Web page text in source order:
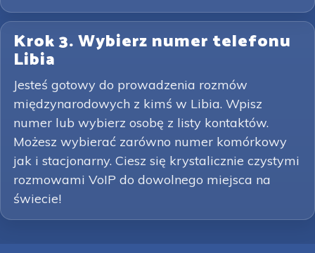
Krok 3. Wybierz numer telefonu
Libia
Jesteś gotowy do prowadzenia rozmów
międzynarodowych z kimś w Libia. Wpisz
numer lub wybierz osobę z listy kontaktów.
Możesz wybierać zarówno numer komórkowy
jak i stacjonarny. Ciesz się krystalicznie czystymi
rozmowami VoIP do dowolnego miejsca na
świecie!